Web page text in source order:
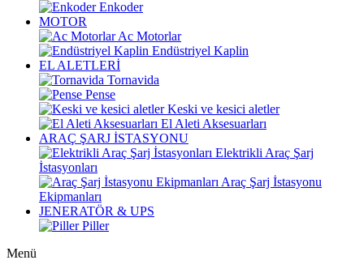
Enkoder
MOTOR
Ac Motorlar
Endüstriyel Kaplin
EL ALETLERİ
Tornavida
Pense
Keski ve kesici aletler
El Aleti Aksesuarları
ARAÇ ŞARJ İSTASYONU
Elektrikli Araç Şarj
İstasyonları
Araç Şarj İstasyonu
Ekipmanları
JENERATÖR & UPS
Piller
Menü